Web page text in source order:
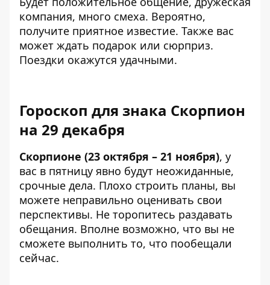
компания, много смеха. Вероятно,
получите приятное известие. Также вас
может ждать подарок или сюрприз.
Поездки окажутся удачными.
Гороскоп для знака Скорпион
на 29 декабря
Скорпионе (23 октября – 21 ноября), у
вас в пятницу явно будут неожиданные,
срочные дела. Плохо строить планы, вы
можете неправильно оценивать свои
перспективы. Не торопитесь раздавать
обещания. Вполне возможно, что вы не
сможете выполнить то, что пообещали
сейчас.